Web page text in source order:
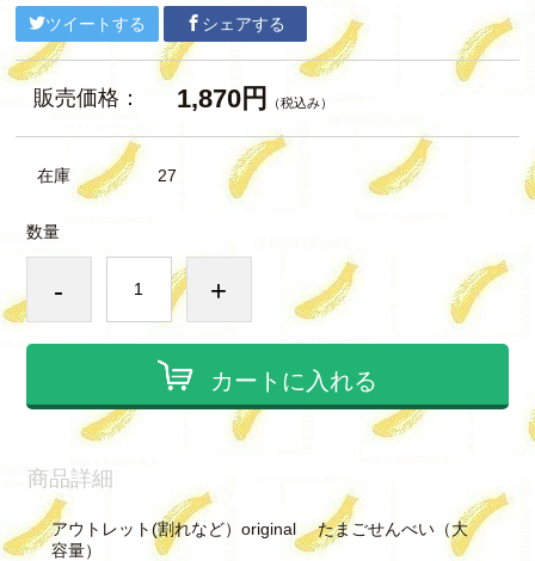
ツイートする シェアする
販売価格： 1,870円 （税込み）
在庫 27
数量
- +
カートに入れる
商品詳細
アウトレット(割れなど）original たまごせんべい（大
容量）